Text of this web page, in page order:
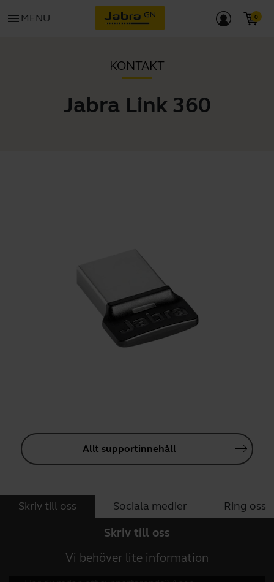
menu MENU
KONTAKT
Jabra Link 360
Allt supportinnehåll
Skriv till oss Sociala medier Ring oss
Skriv till oss
Vi behöver lite information